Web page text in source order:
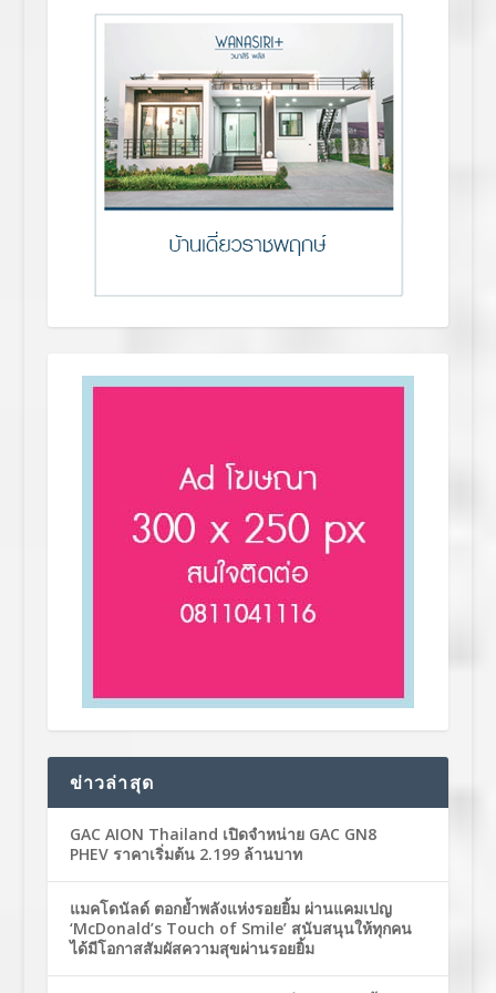
ข่าวล่าสุด
GAC AION Thailand เปิดจำหน่าย GAC GN8
PHEV ราคาเริ่มต้น 2.199 ล้านบาท
แมคโดนัลด์ ตอกย้ำพลังแห่งรอยยิ้ม ผ่านแคมเปญ
‘McDonald’s Touch of Smile’ สนับสนุนให้ทุกคน
ได้มีโอกาสสัมผัสความสุขผ่านรอยยิ้ม